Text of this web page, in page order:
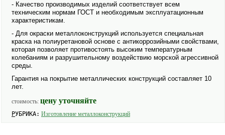
- Качество производимых изделий соответствует всем
техническим нормам ГОСТ и необходимым эксплуатационным
характеристикам.
- Для окраски металлоконструкций исполь­зуется специальная
краска на полиуретановой основе с антикоррозийными свойствами,
которая позволяет противостоять высоким температурным
колебаниям и разрушительному воздействию морской агрессивной
среды.
Гарантия на покрытие металлических конструкций составляет 10
лет.
стоимость: цену уточняйте
РУБРИКА: Изготовление металлоконструкций